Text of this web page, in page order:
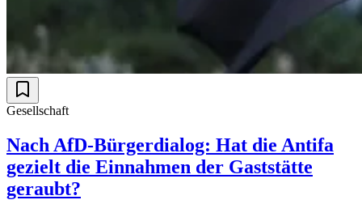
Gesellschaft
Nach AfD-Bürgerdialog: Hat die Antifa
gezielt die Einnahmen der Gaststätte
geraubt?